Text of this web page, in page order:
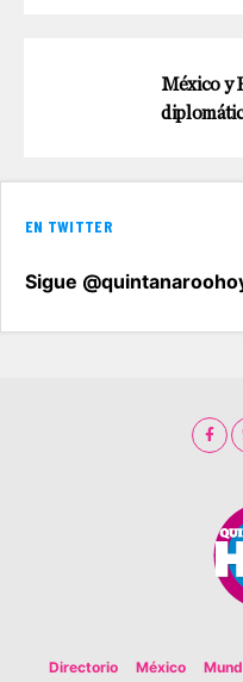
México y
EN TWITTER
Sigue
Directorio México